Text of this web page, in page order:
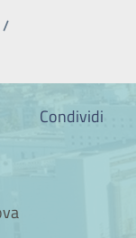
/
Condividi